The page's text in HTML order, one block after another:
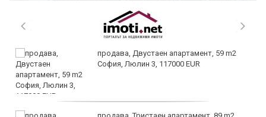
продава, Двустаен апартамент, 59 m2
София, Люлин 3, 117000 EUR